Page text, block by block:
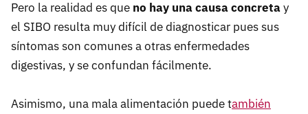
Pero la realidad es que no hay una causa concretay
el SIBO resulta muy difícil de diagnosticar pues sus
síntomas son comunes a otras enfermedades
digestivas, y se confundan fácilmente.
Asimismo, una mala alimentación puede también